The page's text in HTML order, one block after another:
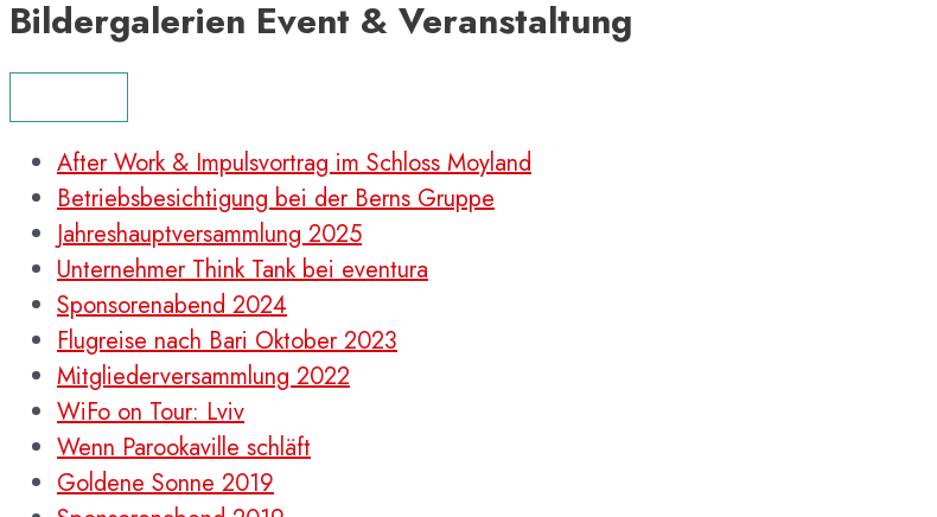
Bildergalerien Event & Veranstaltung
After Work & Impulsvortrag im Schloss Moyland
Betriebsbesichtigung bei der Berns Gruppe
Jahreshauptversammlung 2025
Unternehmer Think Tank bei eventura
Sponsorenabend 2024
Flugreise nach Bari Oktober 2023
Mitgliederversammlung 2022
WiFo on Tour: Lviv
Wenn Parookaville schläft
Goldene Sonne 2019